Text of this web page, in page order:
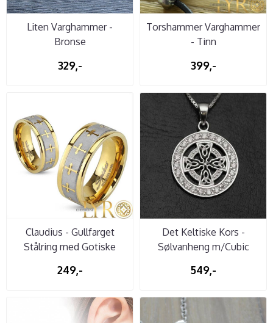
Liten Varghammer -
Bronse
329,-
Torshammer Varghammer
- Tinn
399,-
Claudius - Gullfarget
Stålring med Gotiske
249,-
Det Keltiske Kors -
Sølvanheng m/Cubic
549,-